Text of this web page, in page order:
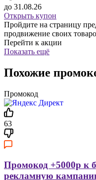
до 31.08.26
Открыть купон
Пройдите на страницу
продвижение своих
Перейти к акции
Показать ещё
Похожие
Промокод
63
Промокод +5000р к
рекламную